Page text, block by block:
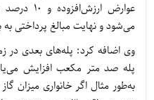
عوارض
می‌شود و نهایت مبالغ پرداختی به بیش از 18 هزار
وی اضافه کرد: پله‌های بعدی در
پله صد متر مکعب افزایش